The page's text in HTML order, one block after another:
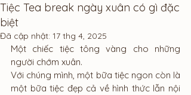
Tiệc Tea break ngày xuân có gì đặc
biệt
Đã cập nhật: 17 thg 4, 2025
Một chiếc tiệc tông vàng cho những
người chớm xuân.
Với chúng mình, một bữa tiệc ngon còn là
một bữa tiệc đẹp cả về hình thức lẫn nội